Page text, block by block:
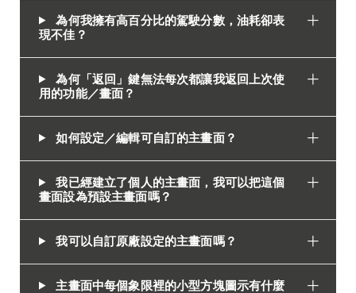
為何我擁有高百分比的駕駛分數，油耗卻表
現不佳？
為何「返回」鍵無法每次都讓我返回上次使
用的功能／畫面？
如何設定／編輯可自訂的主畫面？
我已經建立了個人的主畫面，我可以把這個
畫面設為預設主畫面嗎？
我可以自訂原廠設定的主畫面嗎？
主畫面中每個象限裡的小型方塊圖示有什麼